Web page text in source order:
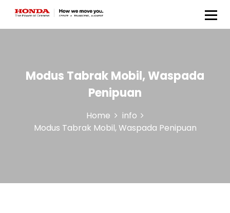
Honda Anugerah Body &
Modus Tabrak Mobil, Waspada
Penipuan
Home
info
Modus Tabrak Mobil, Waspada Penipuan